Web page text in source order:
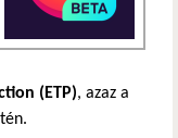
(ETP), azaz a